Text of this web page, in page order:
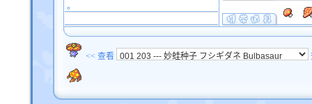
。
<< 查看